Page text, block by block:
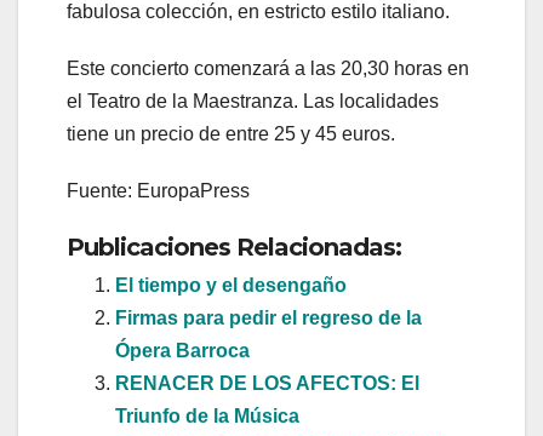
fabulosa colección, en estricto estilo italiano.
Este concierto comenzará a las 20,30 horas en
el Teatro de la Maestranza. Las localidades
tiene un precio de entre 25 y 45 euros.
Fuente: EuropaPress
Publicaciones Relacionadas:
El tiempo y el desengaño
Firmas para pedir el regreso de la
Ópera Barroca
RENACER DE LOS AFECTOS: El
Triunfo de la Música